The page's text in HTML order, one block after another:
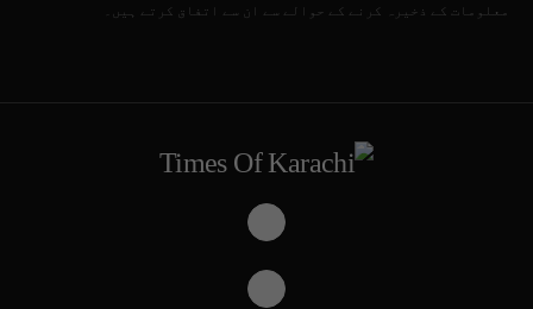
معلومات کے ذخیرہ کرنے کے حوالے سے ان سے اتفاق کرتے ہیں۔